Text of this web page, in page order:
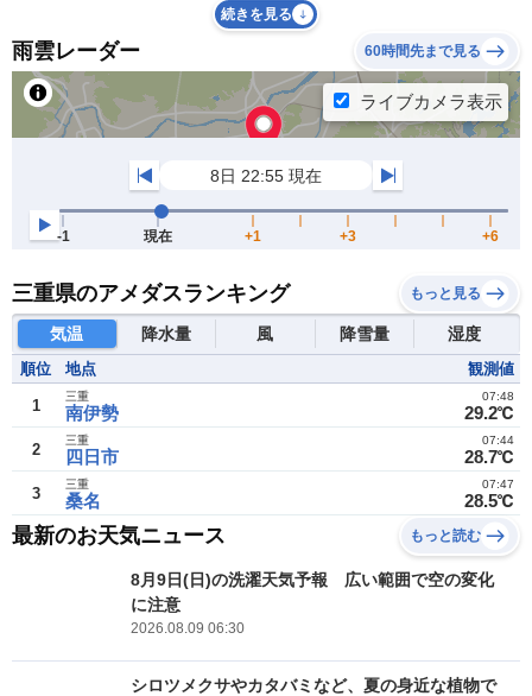
続きを見る
雨雲レーダー 60時間先まで見る
三重県のアメダスランキング もっと見る
気温 降水量 風 降雪量 湿度
順位 地点 観測値
1 南伊勢
三重
29.2℃
07:48
2 四日市
三重
28.7℃
07:44
3 桑名
三重
28.5℃
07:47
最新のお天気ニュース もっと読む
8月9日(日)の洗濯天気予報 広い範囲で空の変化
に注意
2026.08.09 06:30
シロツメクサやカタバミなど、夏の身近な植物で